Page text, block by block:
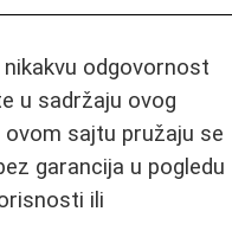
odgovornost
u sadržaju ovog
sajtu pružaju se
garancija u pogledu
ili